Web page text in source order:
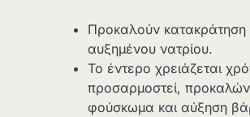
Προκαλούν
αυξημένου νατρίου.
Το έντερο χρειάζεται
προσαρμοστεί,
φούσκωμα και αύξηση